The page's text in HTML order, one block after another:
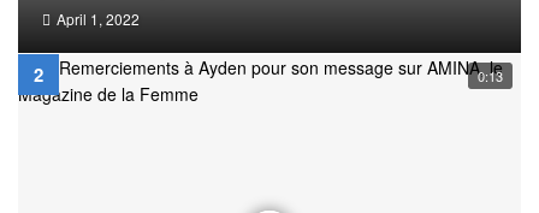
April 1, 2022
0:13